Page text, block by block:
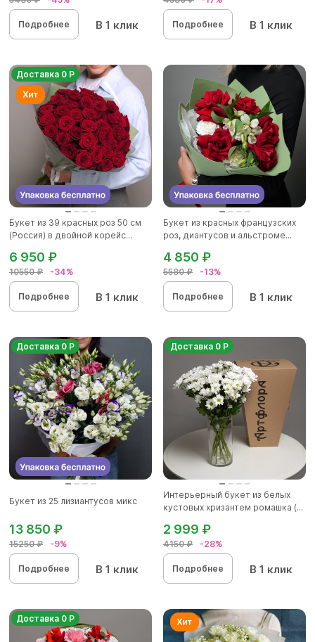
Подробнее В 1 клик Подробнее В 1 клик
Доставка 0 Р
Букет из 39 красных роз 50 см
(Россия) в двойной корейс...
10550 ₽ -34%
6 950 ₽
Подробнее В 1 клик
Букет из красных французских
роз, диантусов и альстроме...
5580 ₽ -13%
4 850 ₽
Подробнее В 1 клик
Доставка 0 Р
Букет из 25 лизиантусов микс
15250 ₽ -9%
13 850 ₽
Подробнее В 1 клик
Доставка 0 Р
Интерьерный букет из белых
кустовых хризантем ромашка (...
4150 ₽ -28%
2 999 ₽
Подробнее В 1 клик
Доставка 0 Р